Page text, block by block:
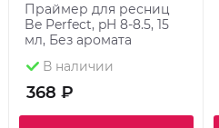
Праймер для ресниц
Be Perfect, pH 8-8.5, 15
мл, Без аромата
В наличии
368 ₽